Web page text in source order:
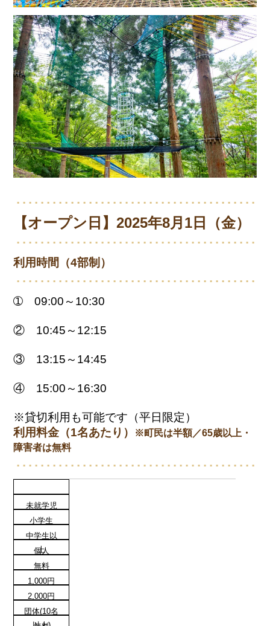
【オープン日】2025年8月1日（金）
利用時間（4部制）
➀ 09:00～10:30
② 10:45～12:15
③ 13:15～14:45
④ 15:00～16:30
※貸切利用も可能です（平日限定）
利用料金（1名あたり）
※町民は半額／65歳以上・
障害者は無料
未就学児
小学生
中学生以
上
個人
無料
1,000円
2,000円
団体(10名